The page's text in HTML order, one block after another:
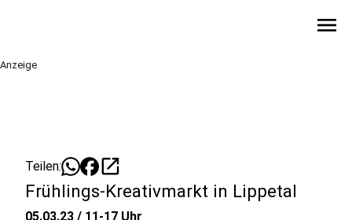
menu
Anzeige
Teilen: open_in_new
Frühlings-Kreativmarkt in Lippetal
05.03.23 / 11-17 Uhr